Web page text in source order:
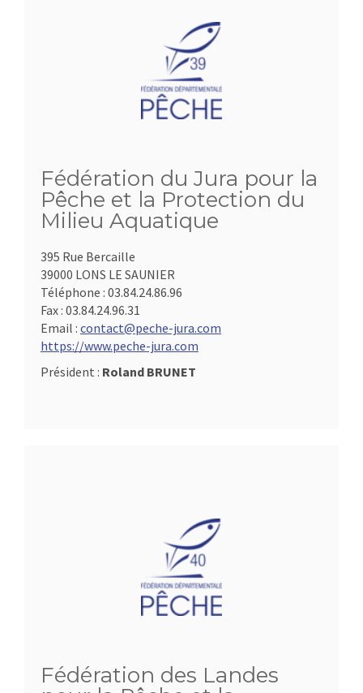
Fédération du Jura pour la
Pêche et la Protection du
Milieu Aquatique
395 Rue Bercaille
39000 LONS LE SAUNIER
Téléphone : 03.84.24.86.96
Fax : 03.84.24.96.31
Email : contact@peche-jura.com
https://www.peche-jura.com
Président : Roland BRUNET
Fédération des Landes